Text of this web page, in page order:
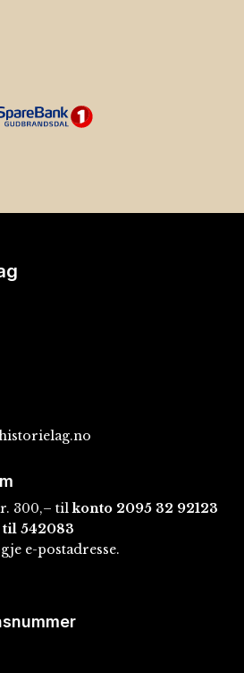
300,– tilkonto 2095 32 92123
til 542083
e-postadresse.